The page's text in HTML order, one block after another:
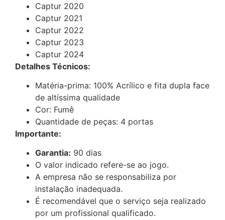
Captur 2020
Captur 2021
Captur 2022
Captur 2023
Captur 2024
Detalhes Técnicos:
Matéria-prima: 100% Acrílico e fita dupla face
de altíssima qualidade
Cor: Fumê
Quantidade de peças: 4 portas
Importante:
Garantia: 90 dias
O valor indicado refere-se ao jogo.
A empresa não se responsabiliza por
instalação inadequada.
É recomendável que o serviço seja realizado
por um profissional qualificado.